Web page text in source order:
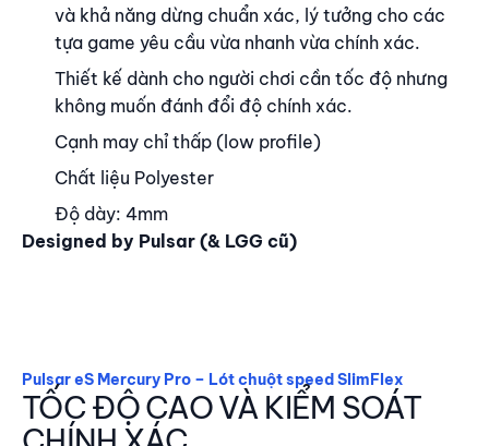
và khả năng dừng chuẩn xác, lý tưởng cho các
tựa game yêu cầu vừa nhanh vừa chính xác.
Thiết kế dành cho người chơi cần tốc độ nhưng
không muốn đánh đổi độ chính xác.
Cạnh may chỉ thấp (low profile)
Chất liệu Polyester
Độ dày: 4mm
Designed by Pulsar (& LGG cũ)
Pulsar eS Mercury Pro – Lót chuột speed SlimFlex
TỐC ĐỘ CAO VÀ KIỂM SOÁT